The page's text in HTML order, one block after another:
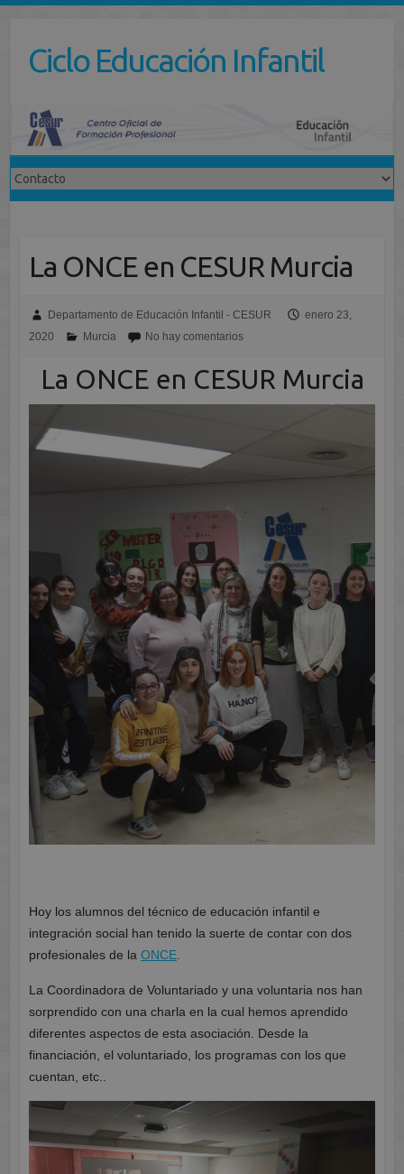
contenidoCiclo Educación Infantil
La ONCE en CESUR Murcia
Departamento de Educación Infantil - CESUR
enero 23,
2020
Murcia No hay comentarios
La ONCE en CESUR Murcia
Hoy los alumnos del técnico de educación infantil e
integración social han tenido la suerte de contar con dos
profesionales de la ONCE.
La Coordinadora de Voluntariado y una voluntaria nos han
sorprendido con una charla en la cual hemos aprendido
diferentes aspectos de esta asociación. Desde la
financiación, el voluntariado, los programas con los que
cuentan, etc..